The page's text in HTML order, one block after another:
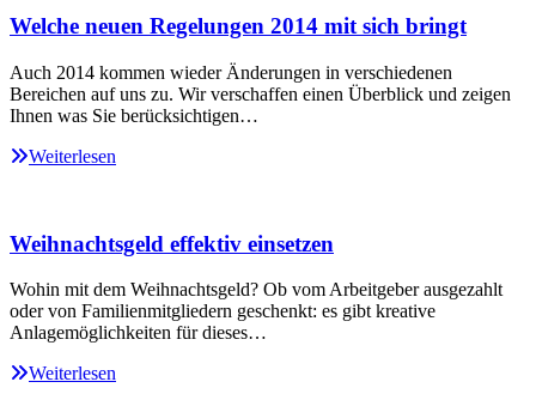
Welche neuen Regelungen 2014 mit sich bringt
Auch 2014 kommen wieder Änderungen in verschiedenen
Bereichen auf uns zu. Wir verschaffen einen Überblick und zeigen
Ihnen was Sie berücksichtigen…
Weiterlesen
Weihnachtsgeld effektiv einsetzen
Wohin mit dem Weihnachtsgeld? Ob vom Arbeitgeber ausgezahlt
oder von Familienmitgliedern geschenkt: es gibt kreative
Anlagemöglichkeiten für dieses…
Weiterlesen